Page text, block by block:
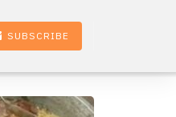
SUBSCRIBE